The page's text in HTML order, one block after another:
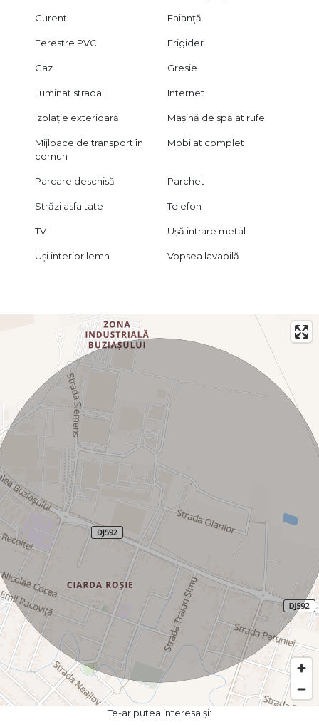
Curent Faianță
Ferestre PVC Frigider
Gaz Gresie
Iluminat stradal Internet
Izolație exterioară Mașină de spălat rufe
Mijloace de transport în
comun
Mobilat complet
Parcare deschisă Parchet
Străzi asfaltate Telefon
TV Ușă intrare metal
Uși interior lemn Vopsea lavabilă
Te-ar putea interesa și: